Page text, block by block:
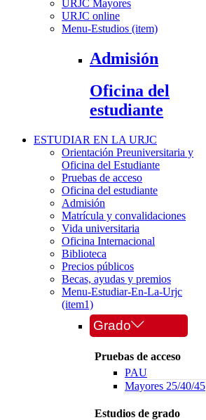
URJC Mayores
URJC online
Menu-Estudios (item)
Admisión
Oficina del
estudiante
ESTUDIAR EN LA URJC
Orientación Preuniversitaria y
Oficina del Estudiante
Pruebas de acceso
Oficina del estudiante
Admisión
Matrícula y convalidaciones
Vida universitaria
Oficina Internacional
Biblioteca
Precios públicos
Becas, ayudas y premios
Menu-Estudiar-En-La-Urjc
(item1)
Grado
Pruebas de acceso
PAU
Mayores 25/40/45
Estudios de grado